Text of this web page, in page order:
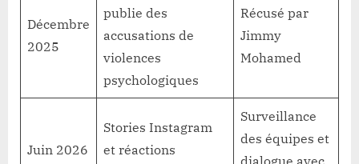
Décembre
2025
publie des
accusations de
violences
psychologiques
Récusé par
Jimmy
Mohamed
Juin 2026
Stories Instagram
et réactions
Surveillance
des équipes et